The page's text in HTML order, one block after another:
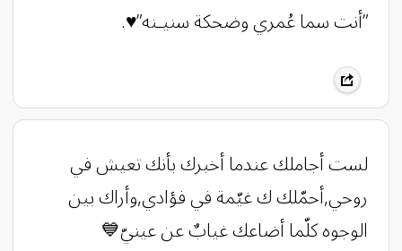
‏”أنت سما عُمري وضحكة سنيـنه”♥️.
‏لست أجاملك عندما أخبرك بأنك تعيش في
روحي,أحمّلك ك غيّمة في فؤادي,وأراك بين
الوجوه كلّما أضاعك غيابٌ عن عينيّ💙